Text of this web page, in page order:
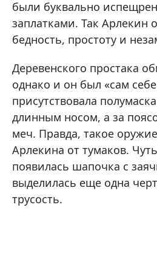
были буквально
заплатками. Так Арлекин
бедность, простоту и
Деревенского простака
однако и он был «сам
присутствовала
длинным носом, а за
меч. Правда, такое
Арлекина от тумаков.
появилась шапочка с
выделилась еще одна
трусость.